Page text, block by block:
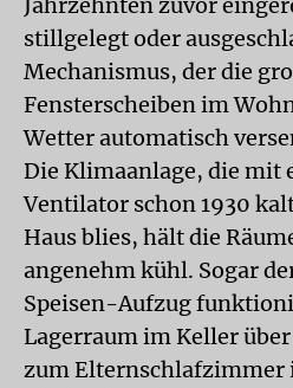
stillgelegt oder
Mechanismus, der die
Fensterscheiben im
Wetter automatisch
Die Klimaanlage, die mit
Ventilator schon 1930
Haus blies, hält die
angenehm kühl. Sogar
Speisen-Aufzug
Lagerraum im Keller
zum Elternschlafzimmer